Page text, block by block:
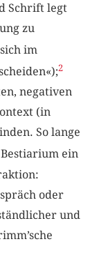
Schrift legt
zu
im
2
negativen
(in
So lange
ein
oder
und